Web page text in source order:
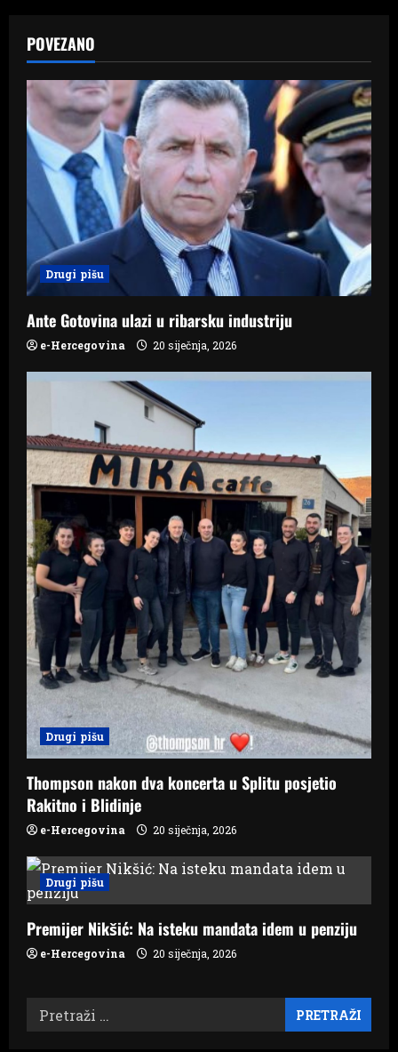
a
v
i
g
t
i
o
n
POVEZANO
Drugi pišu
Ante Gotovina ulazi u ribarsku industriju
e-Hercegovina 20 siječnja, 2026
Drugi pišu
Thompson nakon dva koncerta u Splitu posjetio
Rakitno i Blidinje
e-Hercegovina 20 siječnja, 2026
Drugi pišu
Premijer Nikšić: Na isteku mandata idem u penziju
e-Hercegovina 20 siječnja, 2026
Pretraži: